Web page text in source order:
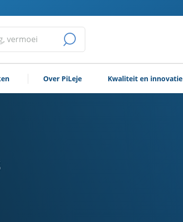
ZOEKOPDRACHT
STARTEN
Over PiLeje Kwaliteit en innovatie